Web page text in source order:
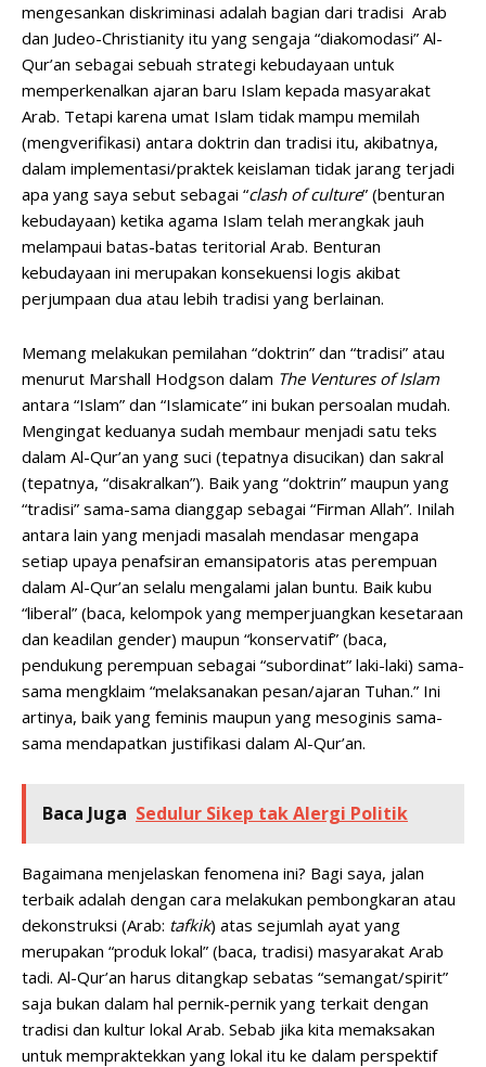
mengesankan diskriminasi adalah bagian dari tradisi Arab
dan Judeo-Christianity itu yang sengaja “diakomodasi” Al-
Qur’an sebagai sebuah strategi kebudayaan untuk
memperkenalkan ajaran baru Islam kepada masyarakat
Arab. Tetapi karena umat Islam tidak mampu memilah
(mengverifikasi) antara doktrin dan tradisi itu, akibatnya,
dalam implementasi/praktek keislaman tidak jarang terjadi
apa yang saya sebut sebagai “clash of culture” (benturan
kebudayaan) ketika agama Islam telah merangkak jauh
melampaui batas-batas teritorial Arab. Benturan
kebudayaan ini merupakan konsekuensi logis akibat
perjumpaan dua atau lebih tradisi yang berlainan.
Memang melakukan pemilahan “doktrin” dan “tradisi” atau
menurut Marshall Hodgson dalam The Ventures of Islam
antara “Islam” dan “Islamicate” ini bukan persoalan mudah.
Mengingat keduanya sudah membaur menjadi satu teks
dalam Al-Qur’an yang suci (tepatnya disucikan) dan sakral
(tepatnya, “disakralkan”). Baik yang “doktrin” maupun yang
“tradisi” sama-sama dianggap sebagai “Firman Allah”. Inilah
antara lain yang menjadi masalah mendasar mengapa
setiap upaya penafsiran emansipatoris atas perempuan
dalam Al-Qur’an selalu mengalami jalan buntu. Baik kubu
“liberal” (baca, kelompok yang memperjuangkan kesetaraan
dan keadilan gender) maupun “konservatif” (baca,
pendukung perempuan sebagai “subordinat” laki-laki) sama-
sama mengklaim “melaksanakan pesan/ajaran Tuhan.” Ini
artinya, baik yang feminis maupun yang mesoginis sama-
sama mendapatkan justifikasi dalam Al-Qur’an.
Baca Juga Sedulur Sikep tak Alergi Politik
Bagaimana menjelaskan fenomena ini? Bagi saya, jalan
terbaik adalah dengan cara melakukan pembongkaran atau
dekonstruksi (Arab: tafkik) atas sejumlah ayat yang
merupakan “produk lokal” (baca, tradisi) masyarakat Arab
tadi. Al-Qur’an harus ditangkap sebatas “semangat/spirit”
saja bukan dalam hal pernik-pernik yang terkait dengan
tradisi dan kultur lokal Arab. Sebab jika kita memaksakan
untuk mempraktekkan yang lokal itu ke dalam perspektif